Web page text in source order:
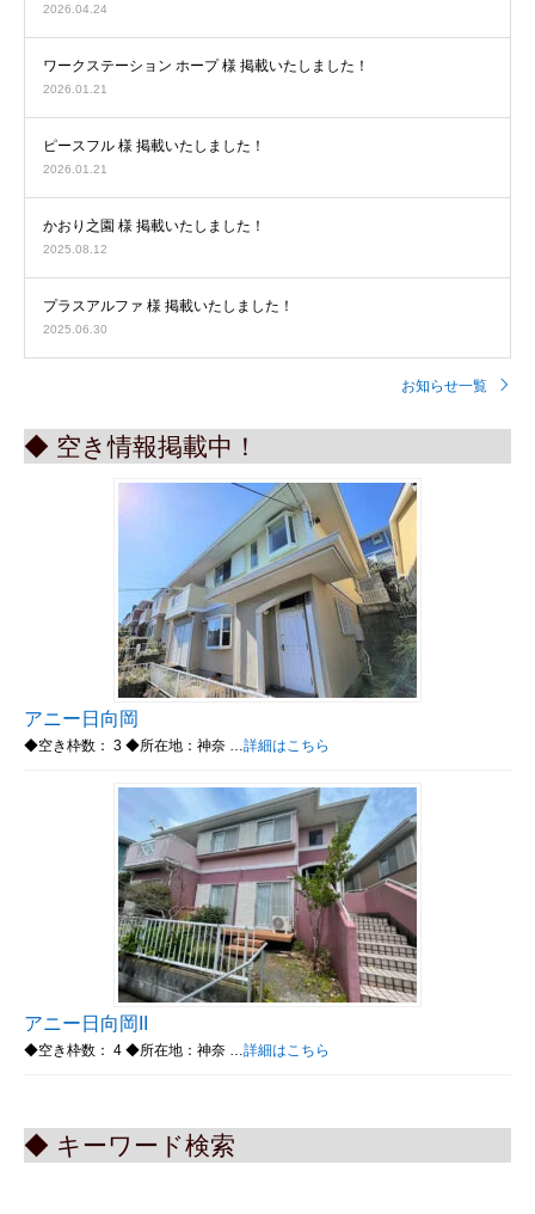
2026.04.24
ワークステーション ホープ 様 掲載いたしました！
2026.01.21
ピースフル 様 掲載いたしました！
2026.01.21
かおり之園 様 掲載いたしました！
2025.08.12
プラスアルファ 様 掲載いたしました！
2025.06.30
お知らせ一覧
◆ 空き情報掲載中！
アニー日向岡
◆空き枠数： 3 ◆所在地：神奈 … 詳細はこちら
アニー日向岡II
◆空き枠数： 4 ◆所在地：神奈 … 詳細はこちら
◆ キーワード検索